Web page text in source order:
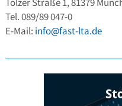
Tölzer Straße 1, 81379
Tel. 089/89 047-0
E-Mail: info@fast-lta.de